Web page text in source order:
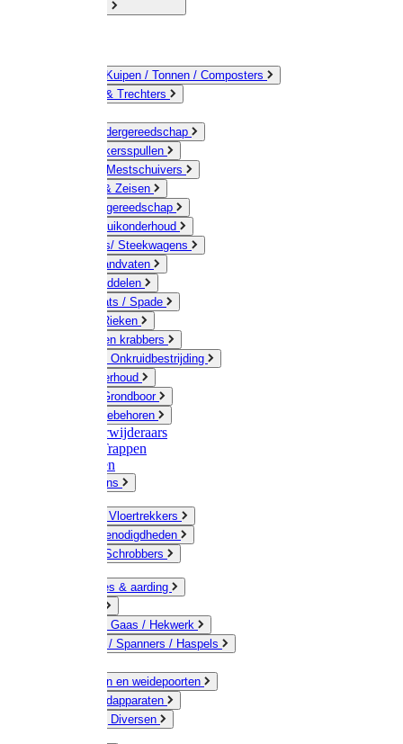
Emmers / Kuipen / Tonnen / Composters
Jerrycans & Trechters
Hand-/ Kindergereedschap
Stratenmakersspullen
Sneeuw- / Mestschuivers
Baggeren & Zeisen
Elektrisch gereedschap
Boom / Struikonderhoud
Kruiwagens/ Steekwagens
Stelen / Handvaten
Tuinhulpmiddelen
Schop / Bats / Spade
Vorken & Rieken
Cultivator en krabbers
Schoffels / Onkruidbestrijding
Gazononderhoud
Hamers / Grondboor
Sledes / toebehoren
Onkruidverwijderaars
Ladders / Trappen
Werkbanken
Betonmolens
Bezems & Vloertrekkers
Schildersbenodigdheden
Borstels / Schrobbers
Accessoires & aarding
Geleiders / Gaas / Hekwerk
Verbinders / Spanners / Haspels
Doorgangen en weidepoorten
Schrikdraadapparaten
Afrastering Diversen